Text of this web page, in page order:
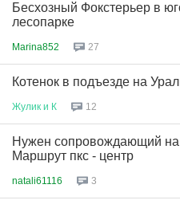
Бесхозный Фокстерьер в
лесопарке
Marina852 27
Котенок в подъезде на
Жулик и К 12
Нужен сопровождающий на
Маршрут пкс - центр
natali61116 3